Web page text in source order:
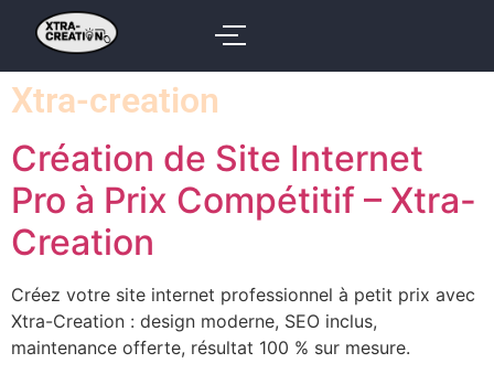
Xtra-creation
Création de Site Internet
Pro à Prix Compétitif – Xtra-
Creation
Créez votre site internet professionnel à petit prix avec
Xtra-Creation : design moderne, SEO inclus,
maintenance offerte, résultat 100 % sur mesure.